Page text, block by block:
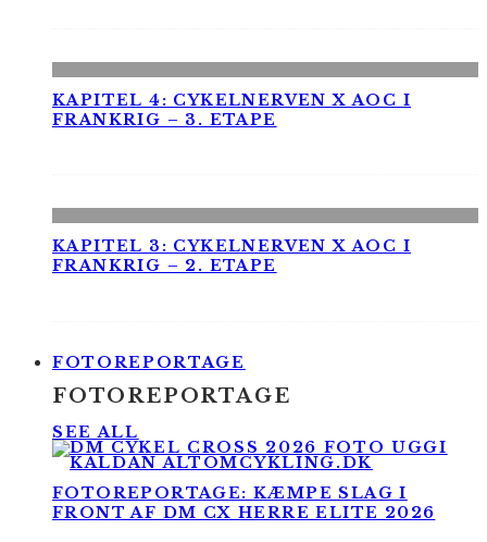
KAPITEL 4: CYKELNERVEN X AOC I
FRANKRIG – 3. ETAPE
KAPITEL 3: CYKELNERVEN X AOC I
FRANKRIG – 2. ETAPE
FOTOREPORTAGE
FOTOREPORTAGE
SEE ALL
FOTOREPORTAGE: KÆMPE SLAG I
FRONT AF DM CX HERRE ELITE 2026